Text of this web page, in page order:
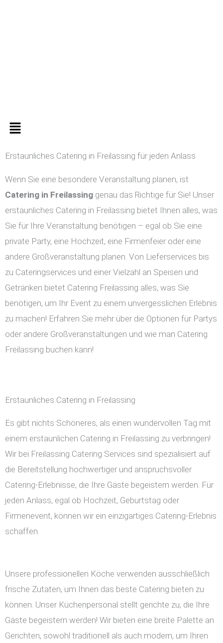
Menü
Erstaunliches Catering in Freilassing für jeden Anlass
Wenn Sie eine besondere Veranstaltung planen, ist
Catering in Freilassing genau das Richtige für Sie! Unser
erstaunliches Catering in Freilassing bietet Ihnen alles, was
Sie für Ihre Veranstaltung benötigen – egal ob Sie eine
private Party, eine Hochzeit, eine Firmenfeier oder eine
andere Großveranstaltung planen. Von Lieferservices bis
zu Cateringservices und einer Vielzahl an Speisen und
Getränken bietet Catering Freilassing alles, was Sie
benötigen, um Ihr Event zu einem unvergesslichen Erlebnis
zu machen! Erfahren Sie mehr über die Optionen für Partys
oder andere Großveranstaltungen und wie man Catering
Freilassing buchen kann!
Erstaunliches Catering in Freilassing
Es gibt nichts Schöneres, als einen wundervollen Tag mit
einem erstaunlichen Catering in Freilassing zu verbringen!
Wir bei Freilassing Catering Services sind spezialisiert auf
die Bereitstellung hochwertiger und anspruchsvoller
Catering-Erlebnisse, die Ihre Gäste begeistern werden. Für
jeden Anlass, egal ob Hochzeit, Geburtstag oder
Firmenevent, können wir ein einzigartiges Catering-Erlebnis
schaffen.
Unsere professionellen Köche verwenden ausschließlich
frische Zutaten, um Ihnen das beste Catering bieten zu
können. Unser Küchenpersonal stellt gerichte zu, die Ihre
Gäste begeistern werden! Wir bieten eine breite Palette an
Gerichten, sowohl traditionell als auch modern, um Ihren